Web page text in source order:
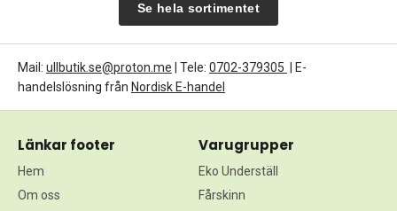
Se hela sortimentet
Mail: ullbutik.se@proton.me | Tele: 0702-379305
| E-
handelslösning från Nordisk E-handel
Länkar footer
Hem
Om oss
Varugrupper
Eko Underställ
Fårskinn